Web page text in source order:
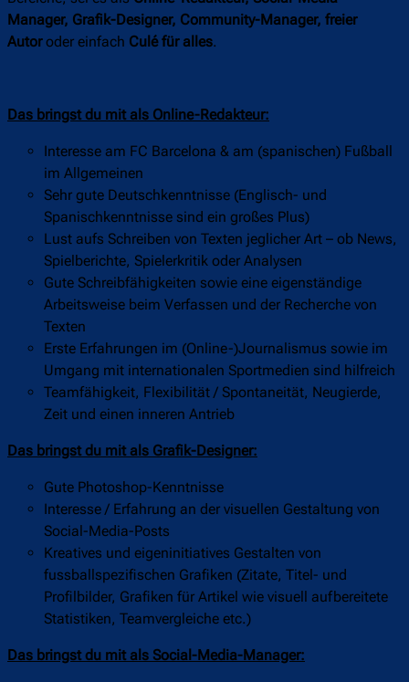
Manager, Grafik-Designer, Community-Manager, freier
Autoroder einfach Culé für alles.
Das bringst du mit als Online-Redakteur:
Interesse am FC Barcelona & am (spanischen) Fußball
im Allgemeinen
Sehr gute Deutschkenntnisse (Englisch- und
Spanischkenntnisse sind ein großes Plus)
Lust aufs Schreiben von Texten jeglicher Art – ob News,
Spielberichte, Spielerkritik oder Analysen
Gute Schreibfähigkeiten sowie eine eigenständige
Arbeitsweise beim Verfassen und der Recherche von
Texten
Erste Erfahrungen im (Online-)Journalismus sowie im
Umgang mit internationalen Sportmedien sind hilfreich
Teamfähigkeit, Flexibilität / Spontaneität, Neugierde,
Zeit und einen inneren Antrieb
Das bringst du mit als Grafik-Designer:
Gute Photoshop-Kenntnisse
Interesse / Erfahrung an der visuellen Gestaltung von
Social-Media-Posts
Kreatives und eigeninitiatives Gestalten von
fussballspezifischen Grafiken (Zitate, Titel- und
Profilbilder, Grafiken für Artikel wie visuell aufbereitete
Statistiken, Teamvergleiche etc.)
Das bringst du mit als Social-Media-Manager: